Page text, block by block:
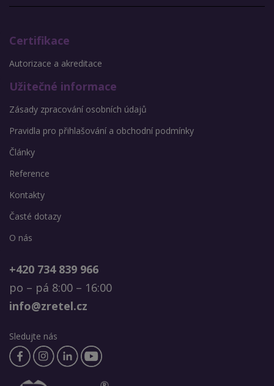
Certifikace
Autorizace a akreditace
Užitečné informace
Zásady zpracování osobních údajů
Pravidla pro přihlašování a obchodní podmínky
Články
Reference
Kontakty
Časté dotazy
O nás
+420 734 839 966
po – pá 8:00 – 16:00
info@zretel.cz
Sledujte nás